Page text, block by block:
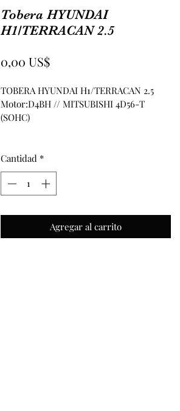
Tobera HYUNDAI
H1/TERRACAN 2.5
0,00 US$Precio
TOBERA HYUNDAI H1/TERRACAN 2.5
Motor:D4BH // MITSUBISHI 4D56-T
(SOHC)
Cantidad *
Agregar al carrito